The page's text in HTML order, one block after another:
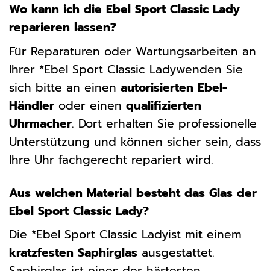
Wo kann ich die Ebel Sport Classic Lady
reparieren lassen?
Für Reparaturen oder Wartungsarbeiten an
Ihrer *Ebel Sport Classic Ladywenden Sie
sich bitte an einen autorisierten Ebel-
Händler oder einen qualifizierten
Uhrmacher. Dort erhalten Sie professionelle
Unterstützung und können sicher sein, dass
Ihre Uhr fachgerecht repariert wird.
Aus welchen Material besteht das Glas der
Ebel Sport Classic Lady?
Die *Ebel Sport Classic Ladyist mit einem
kratzfesten Saphirglas ausgestattet.